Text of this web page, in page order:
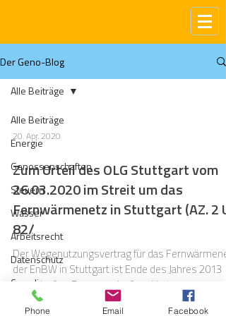
Der Geno-Blog
Alle Beiträge
Energie
Genossenschaften
Steuern
Wasser
Arbeitsrecht
Datenschutz
Compliance
Gas
Alle Beiträge
20. Apr. 2020
Zum Urteil des OLG Stuttgart vom
26.03.2020 im Streit um das
Fernwärmenetz in Stuttgart (AZ. 2 U
82/
Der Wegenutzungsvertrag für das
der EnBW in Stuttgart ist Ende des Jahres 2013
ausgelaufen. Der ausgelaufene Vertrag...
Phone Email Facebook